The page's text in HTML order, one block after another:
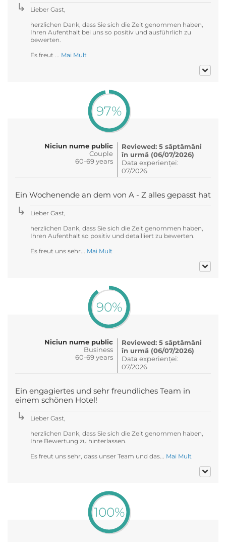
Lieber Gast,
herzlichen Dank, dass Sie sich die Zeit genommen haben,
Ihren Aufenthalt bei uns so positiv und ausführlich zu
bewerten.
Es freut ... Mai Mult
97%
Niciun nume public
Couple
60-69 years
Reviewed: 5 săptămâni
în urmă (06/07/2026)
Data experienței:
07/2026
Ein Wochenende an dem von A - Z alles gepasst hat
Lieber Gast,
herzlichen Dank, dass Sie sich die Zeit genommen haben,
Ihren Aufenthalt so positiv und detailliert zu bewerten.
Es freut uns sehr... Mai Mult
90%
Niciun nume public
Business
60-69 years
Reviewed: 5 săptămâni
în urmă (06/07/2026)
Data experienței:
07/2026
Ein engagiertes und sehr freundliches Team in
einem schönen Hotel!
Lieber Gast,
herzlichen Dank, dass Sie sich die Zeit genommen haben,
Ihre Bewertung zu hinterlassen.
Es freut uns sehr, dass unser Team und das... Mai Mult
100%